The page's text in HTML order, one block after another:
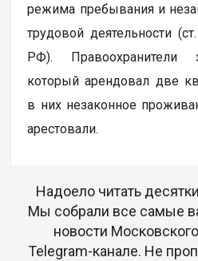
режима пребывания и
трудовой деятельности
РФ). Правоохранители
который арендовал две
в них незаконное
арестовали.
Надоело читать
Мы собрали все самые
новости
Telegram-канале. Не